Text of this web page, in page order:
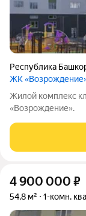
Республика
ЖК
Жилой комплекс
«Возрождение».
4 900 000 ₽
54,8 м² 1-комн.